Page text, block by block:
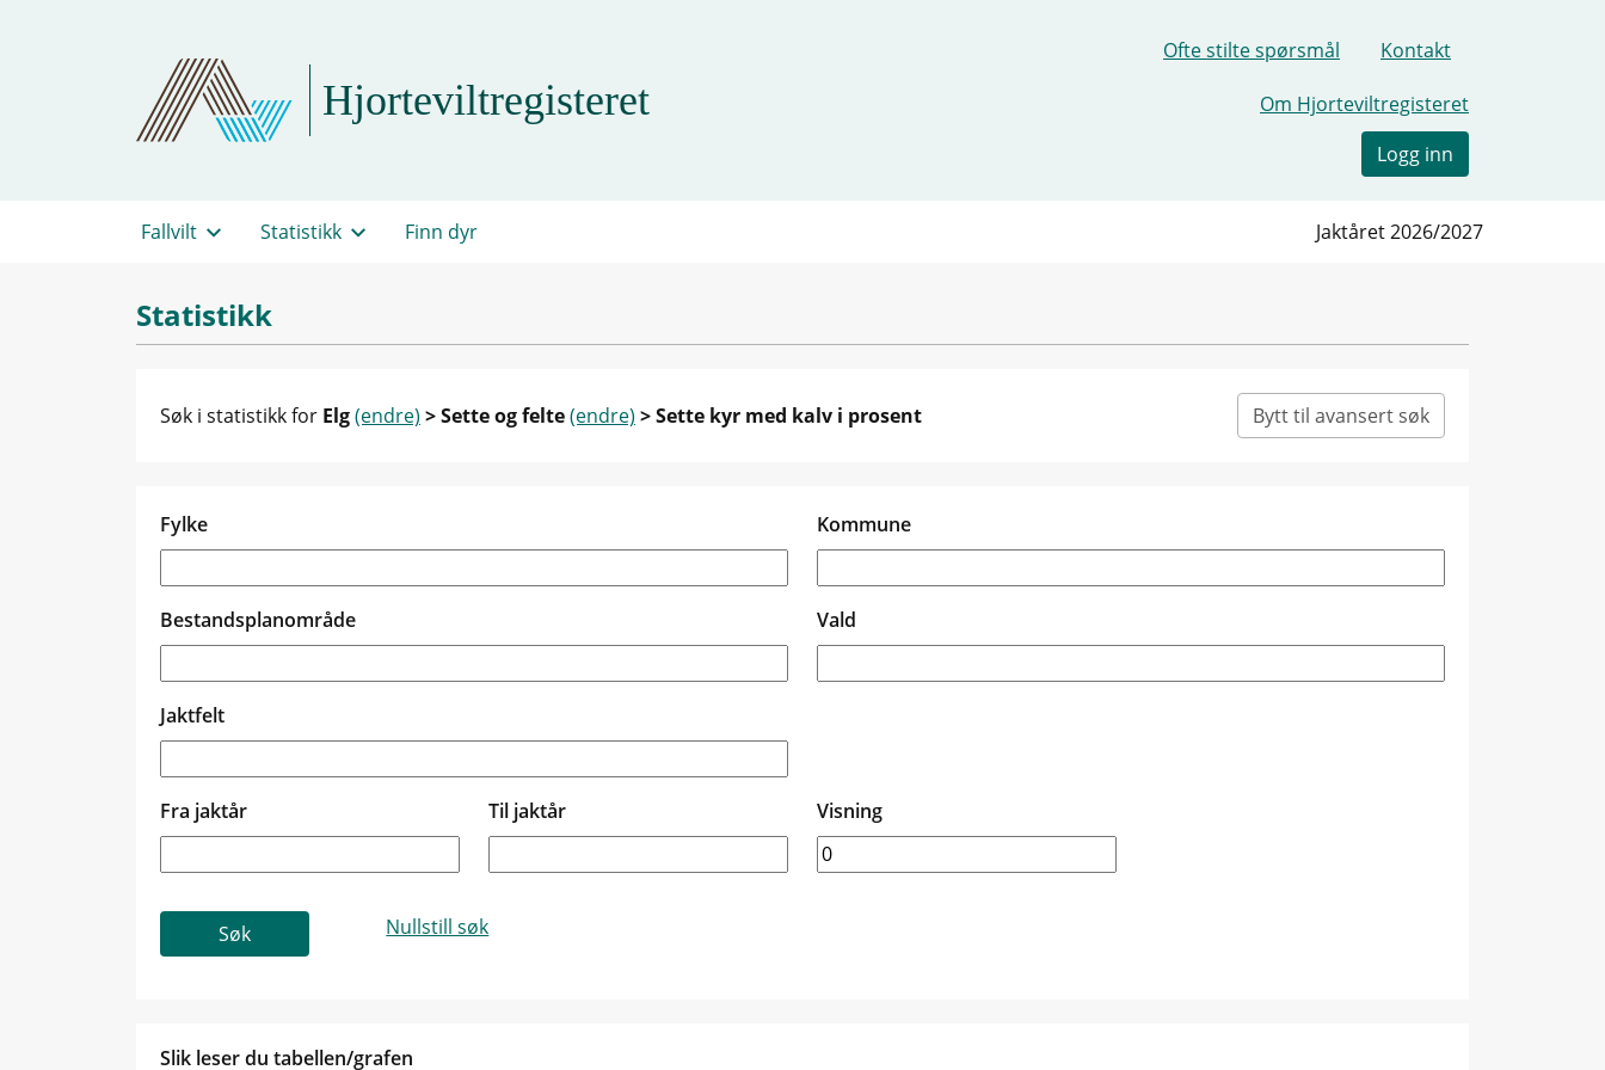
Hjorteviltregisteret
Ofte stilte spørsmål Kontakt
Om Hjorteviltregisteret
Logg inn
Fallvilt Statistikk Finn dyr Jaktåret 2026/2027
Statistikk
Søk i statistikk for Elg(endre) > Sette og felte(endre) > Sette kyr med kalv i prosent Bytt til avansert søk
Fylke Kommune
Bestandsplanområde Vald
Jaktfelt
Fra jaktår Til jaktår Visning
Slik leser du tabellen/grafen